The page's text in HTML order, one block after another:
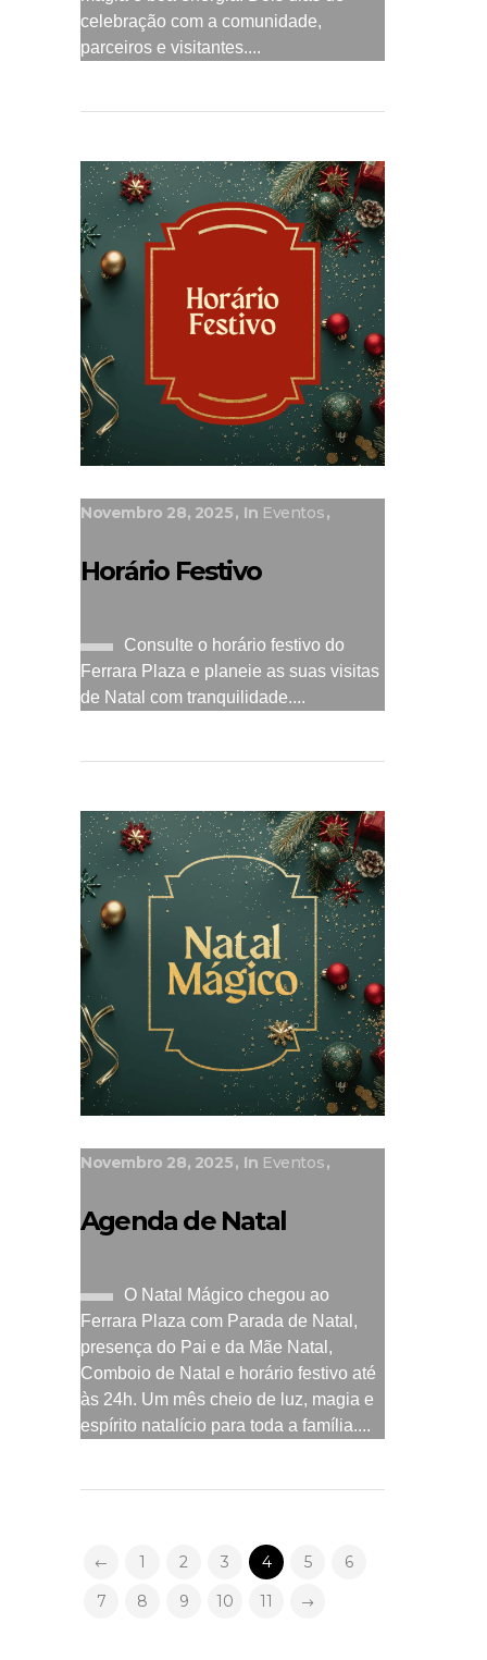
celebração com a comunidade,
parceiros e visitantes....
Novembro 28, 2025 In Eventos
Horário Festivo
Consulte o horário festivo do
Ferrara Plaza e planeie as suas visitas
de Natal com tranquilidade....
Novembro 28, 2025 In Eventos
Agenda de Natal
O Natal Mágico chegou ao
Ferrara Plaza com Parada de Natal,
presença do Pai e da Mãe Natal,
Comboio de Natal e horário festivo até
às 24h. Um mês cheio de luz, magia e
espírito natalício para toda a família....
1 2 3 4 5
6
7
8 9 10 11